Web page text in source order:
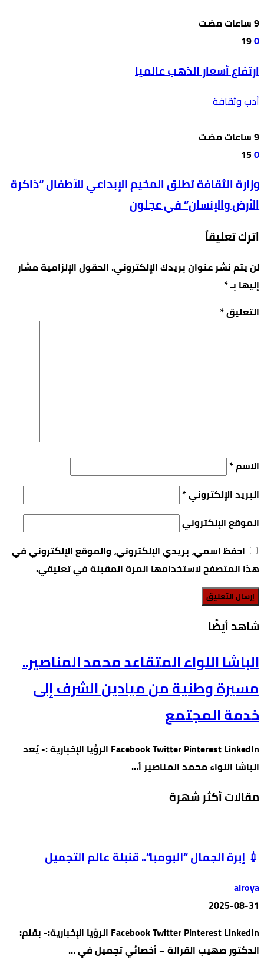
0
19
ارتفاع أسعار الذهب عالميا
أدب وثقافة
0
15
وزارة الثقافة تطلق المخيم الإبداعي للأطفال “ذاكرة
الأرض والإنسان” في عجلون
اترك تعليقاً
لن يتم نشر عنوان بريدك الإلكتروني.الحقول الإلزامية مشار
إليها بـ*
التعليق*
الاسم*
البريد الإلكتروني*
الموقع الإلكتروني
احفظ اسمي، بريدي الإلكتروني، والموقع الإلكتروني في
هذا المتصفح لاستخدامها المرة المقبلة في تعليقي.
‫شاهد أيضًا‬
الباشا اللواء المتقاعد محمد المناصير..
مسيرة وطنية من ميادين الشرف إلى
خدمة المجتمع
Facebook Twitter Pinterest LinkedIn الرؤيا الإخبارية :- يُعد
الباشا اللواء محمد المناصير أ…
مقالات أكثر شهرة
💉 إبرة الجمال “البومبا”.. قنبلة عالم التجميل
alroya
2025-08-31
Facebook Twitter Pinterest LinkedIn الرؤيا الإخبارية:- بقلم:
الدكتور صهيب القرالة – أخصائي تجميل في …